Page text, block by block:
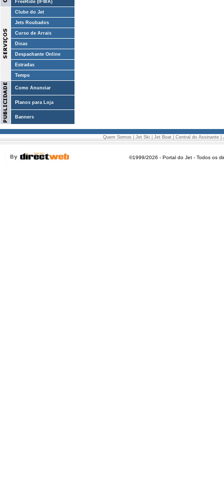
FreeRide (IFWA)
Clube do Jet
Jets Roubados
Curso de Arrais
Dicas
Despachante Online
Estradas
Tempo
Como Anunciar
Planos para Loja
Banners
Quem Somos Jet Ski| Jet Boat| Central do Assinante|
©1999/2026 - Portal do Jet - Todos os